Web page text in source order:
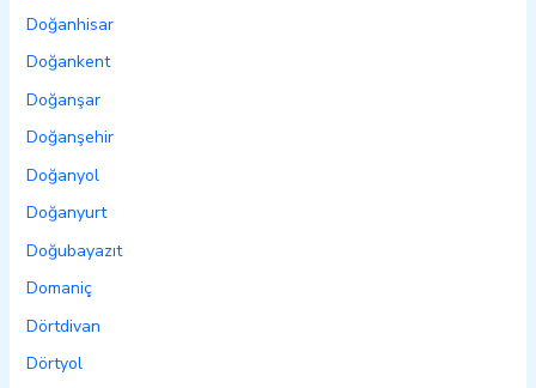
Doğanhisar
Doğankent
Doğanşar
Doğanşehir
Doğanyol
Doğanyurt
Doğubayazıt
Domaniç
Dörtdivan
Dörtyol